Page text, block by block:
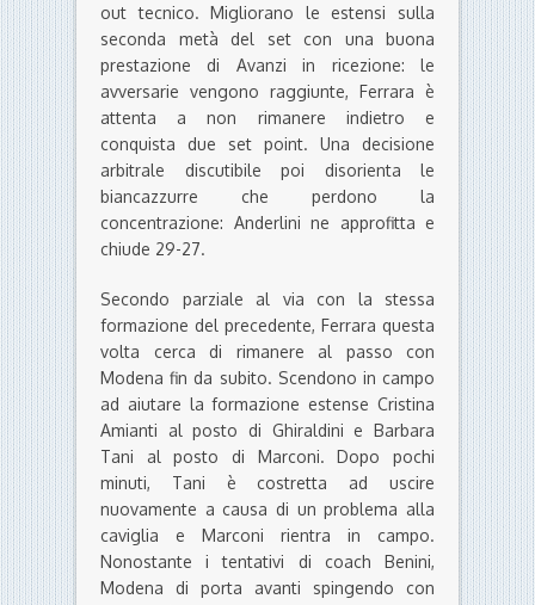
out tecnico. Migliorano le estensi sulla
seconda metà del set con una buona
prestazione di Avanzi in ricezione: le
avversarie vengono raggiunte, Ferrara è
attenta a non rimanere indietro e
conquista due set point. Una decisione
arbitrale discutibile poi disorienta le
biancazzurre che perdono la
concentrazione: Anderlini ne approfitta e
chiude 29-27.
Secondo parziale al via con la stessa
formazione del precedente, Ferrara questa
volta cerca di rimanere al passo con
Modena fin da subito. Scendono in campo
ad aiutare la formazione estense Cristina
Amianti al posto di Ghiraldini e Barbara
Tani al posto di Marconi. Dopo pochi
minuti, Tani è costretta ad uscire
nuovamente a causa di un problema alla
caviglia e Marconi rientra in campo.
Nonostante i tentativi di coach Benini,
Modena di porta avanti spingendo con